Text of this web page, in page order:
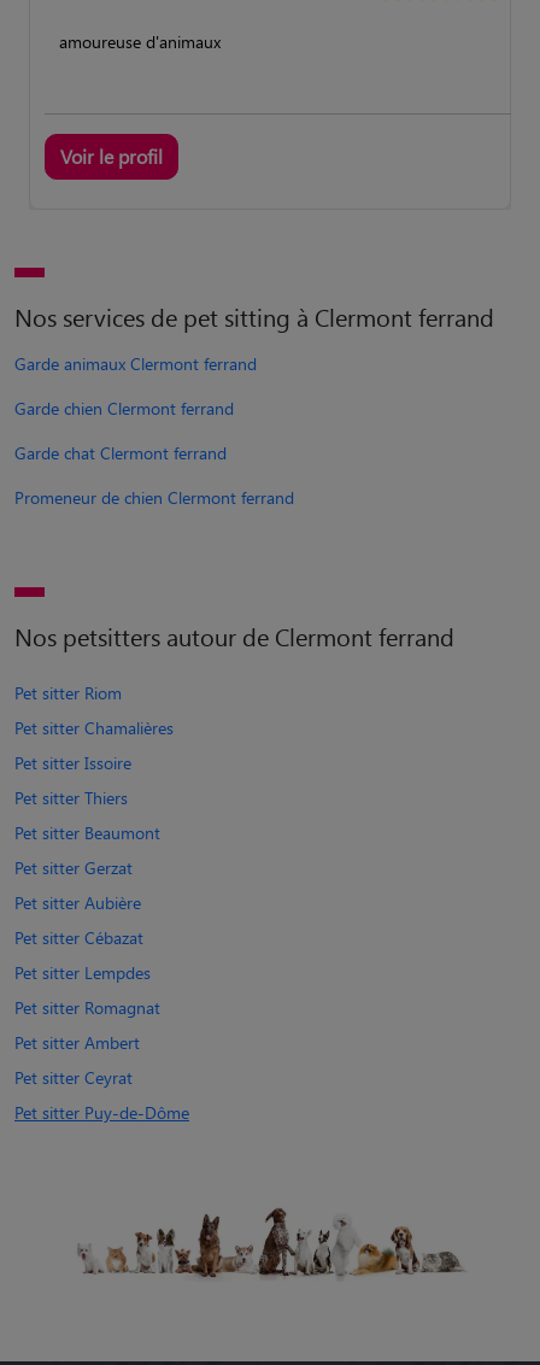
amoureuse d'animaux
Voir le profil
Nos services de pet sitting à Clermont ferrand
Garde animaux Clermont ferrand
Garde chien Clermont ferrand
Garde chat Clermont ferrand
Promeneur de chien Clermont ferrand
Nos petsitters autour de Clermont ferrand
Pet sitter Riom
Pet sitter Chamalières
Pet sitter Issoire
Pet sitter Thiers
Pet sitter Beaumont
Pet sitter Gerzat
Pet sitter Aubière
Pet sitter Cébazat
Pet sitter Lempdes
Pet sitter Romagnat
Pet sitter Ambert
Pet sitter Ceyrat
Pet sitter Puy-de-Dôme